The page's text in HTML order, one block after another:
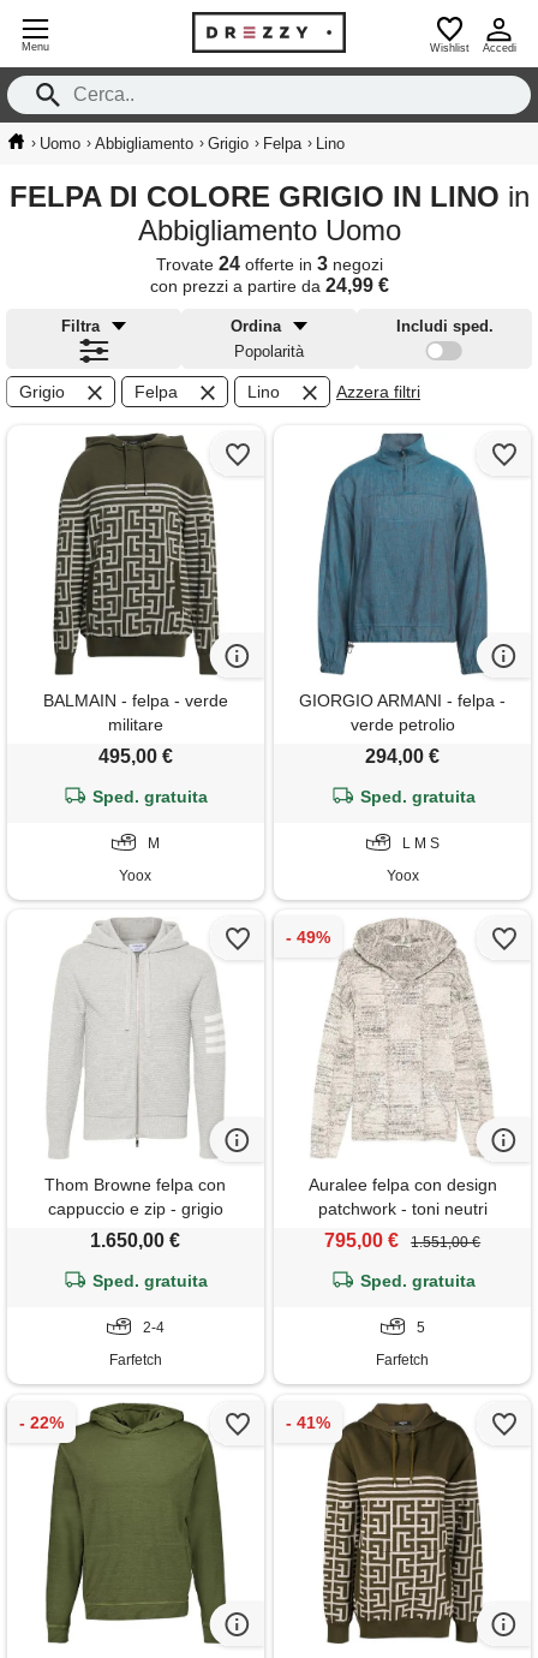
Menu Wishlist Accedi
› Uomo › Abbigliamento › Grigio › Felpa › Lino
FELPA DI COLORE GRIGIO IN LINO in
Abbigliamento Uomo
Trovate 24offerte in 3negozi
con prezzi a partire da 24,99 €
Filtra
Ordina
Popolarità
Includi sped.
Grigio Felpa Lino Azzera filtri
BALMAIN - felpa - verde
militare
495,00 €
Sped. gratuita
M
Yoox
GIORGIO ARMANI - felpa -
verde petrolio
294,00 €
Sped. gratuita
L M S
Yoox
Thom Browne felpa con
cappuccio e zip - grigio
1.650,00 €
Sped. gratuita
2-4
Farfetch
Auralee felpa con design
patchwork - toni neutri
795,00 € 1.551,00 €
Sped. gratuita
5
Farfetch